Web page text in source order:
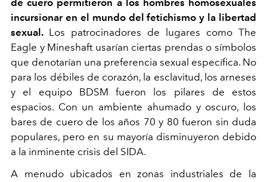
de cuero permitieron a los hombres homosexuales
incursionar en el mundo del fetichismo y la libertad
sexual. Los patrocinadores de lugares como The
Eagle y Mineshaft usarían ciertas prendas o símbolos
que denotarían una preferencia sexual específica. No
para los débiles de corazón, la esclavitud, los arneses
y el equipo BDSM fueron los pilares de estos
espacios. Con un ambiente ahumado y oscuro, los
bares de cuero de los años 70 y 80 fueron sin duda
populares, pero en su mayoría disminuyeron debido
a la inminente crisis del SIDA.
A menudo ubicados en zonas industriales de la